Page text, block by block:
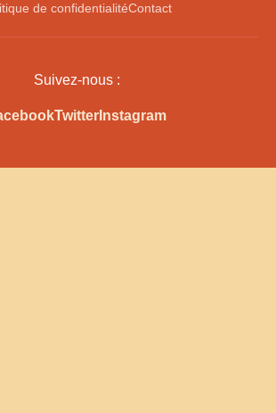
de confidentialitéContact
Suivez-nous :
Twitter Instagram